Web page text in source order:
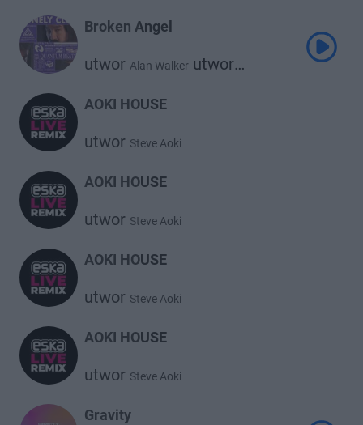
utwor W&w
Broken Angel
utwor Alan Walker utwor
utwor Lonely Club
AOKI HOUSE
utwor Steve Aoki
AOKI HOUSE
utwor Steve Aoki
AOKI HOUSE
utwor Steve Aoki
AOKI HOUSE
utwor Steve Aoki
Gravity